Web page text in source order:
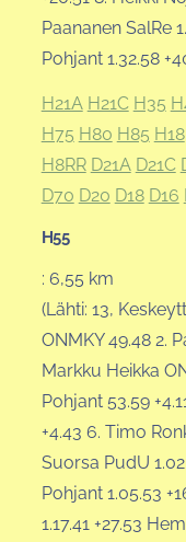
Paananen SalRe
Pohjant 1.32.58
H21A H21C H35
H75 H80 H85 H18
H8RR D21A D21C
D70 D20 D18 D16
H55
: 6,55 km
(Lähti: 13,
ONMKY 49.48 2.
Markku Heikka
Pohjant 53.59
+4.43 6. Timo
Suorsa PudU
Pohjant 1.05.53
1.17.41 +27.53